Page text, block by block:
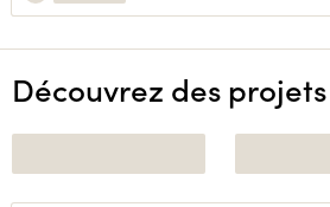
Découvrez des